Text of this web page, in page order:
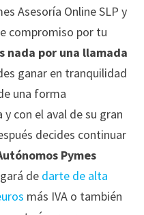
Asesoría Online SLP y
compromiso por tu
nada por una llamada
ganar en tranquilidad
una forma
con el aval de su gran
decides continuar
Pymes
de darte de alta
más IVA o también